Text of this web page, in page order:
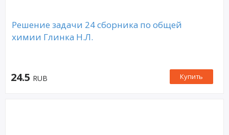
Решение задачи 24 сборника по общей
химии Глинка Н.Л.
24.5 RUB Купить